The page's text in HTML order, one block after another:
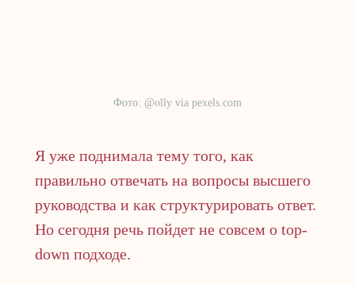
Фото: @olly via pexels.com
Я уже поднимала тему того, как
правильно отвечать на вопросы высшего
руководства и как структурировать ответ.
Но сегодня речь пойдет не совсем о top-
down подходе.